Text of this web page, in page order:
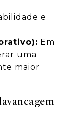
e
Em
uma
maior